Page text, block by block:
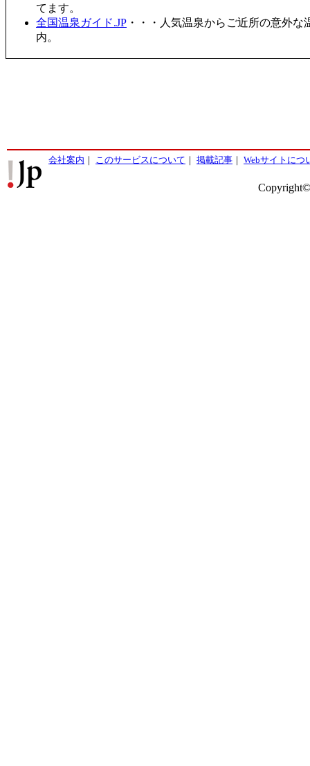
てます。
全国温泉ガイド.JP ・・・人気温泉からご近所の意外
内。
会社案内 ｜ このサービスについて ｜ 掲載記事 ｜ Webサイトにつ